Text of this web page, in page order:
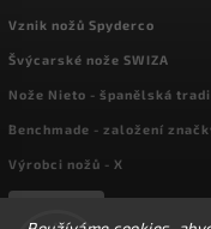
Vznik nožů Spyderco
Švýcarské nože SWIZA
Nože Nieto - španělská
Benchmade - založení
Výrobci nožů - X